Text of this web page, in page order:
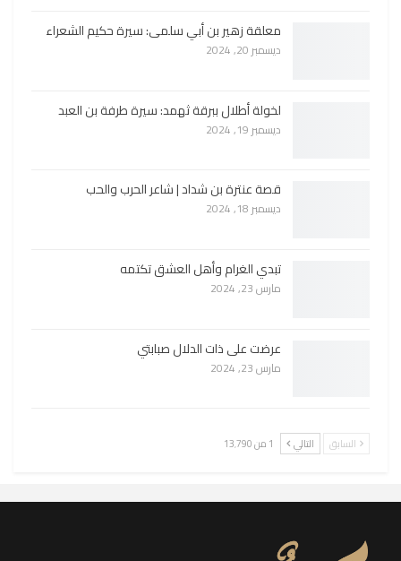
معلقة زهير بن أبي سلمى: سيرة حكيم الشعراء
ديسمبر 20, 2024
لخولة أطلال ببرقة ثهمد: سيرة طرفة بن العبد
ديسمبر 19, 2024
قصة عنترة بن شداد | شاعر الحرب والحب
ديسمبر 18, 2024
تبدي الغرام وأهل العشق تكتمه
مارس 23, 2024
عرضت على ذات الدلال صبابتي
مارس 23, 2024
السابق التالي 1 من 13٬790